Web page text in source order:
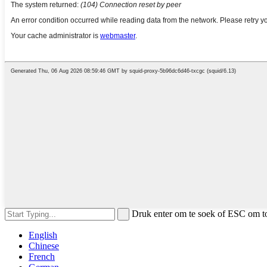
Druk enter om te soek of ESC om
English
Chinese
French